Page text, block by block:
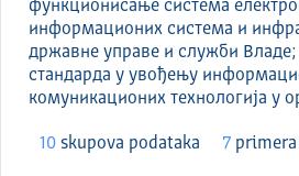
функционисање система
информационих система и
државне управе и служби
стандарда у увођењу
комуникационих технологија у
10 skupova podataka 7